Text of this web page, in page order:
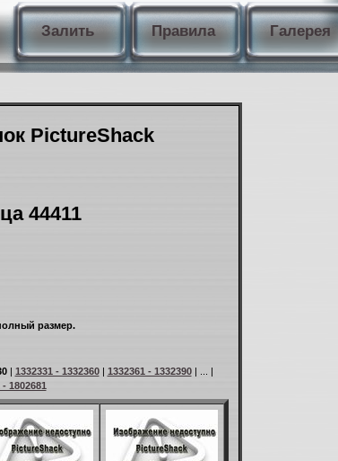
Залить Правила Галерея
PictureShack
44411
размер.
| 1332331 - 1332360| 1332361 - 1332390| ... |
- 1802681